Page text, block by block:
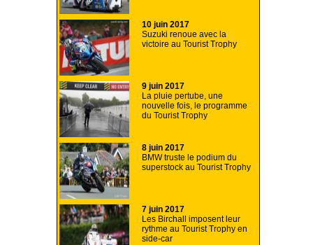
10 juin 2017
Suzuki renoue avec la
victoire au Tourist Trophy
9 juin 2017
La pluie pertube, une
nouvelle fois, le programme
du Tourist Trophy
8 juin 2017
BMW truste le podium du
superstock au Tourist Trophy
7 juin 2017
Les Birchall imposent leur
rythme au Tourist Trophy en
side-car